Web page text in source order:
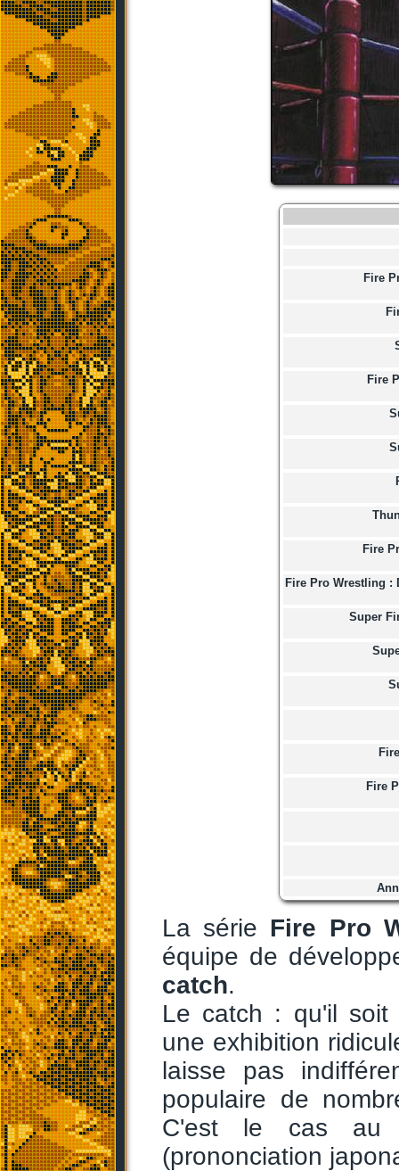
Fire
Fire
Fire
Fire Pro Wrestling :
Super
Fire
La série Fire Pro
équipe de
catch.
Le catch : qu'il soit
une exhibition
laisse pas
populaire de
C'est le cas
(prononciation